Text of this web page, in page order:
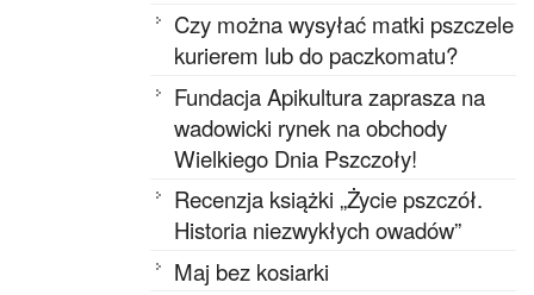
Czy można wysyłać matki pszczele
kurierem lub do paczkomatu?
Fundacja Apikultura zaprasza na
wadowicki rynek na obchody
Wielkiego Dnia Pszczoły!
Recenzja książki „Życie pszczół.
Historia niezwykłych owadów”
Maj bez kosiarki